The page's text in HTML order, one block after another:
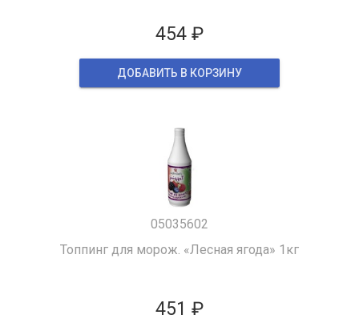
454 ₽
ДОБАВИТЬ В КОРЗИНУ
05035602
Топпинг для морож. «Лесная ягода» 1кг
451 ₽